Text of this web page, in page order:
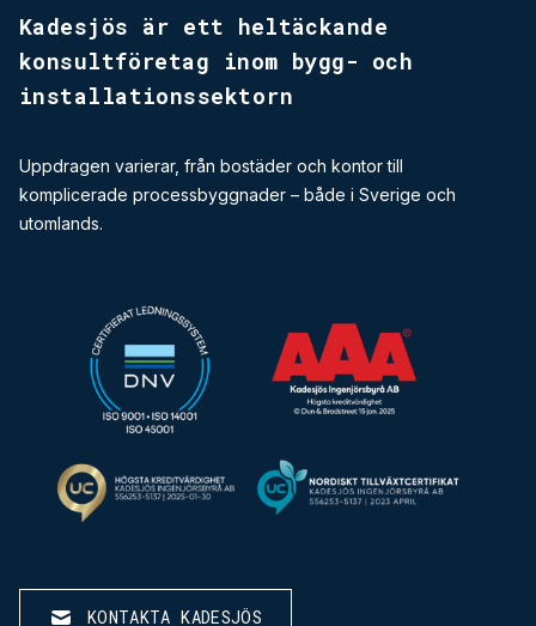
Kadesjös är ett heltäckande
konsultföretag inom bygg-­ och
installationssektorn
Uppdragen varierar, från bostäder och kontor till
komplicerade processbyggnader – både i Sverige och
utomlands.
KONTAKTA KADESJÖS